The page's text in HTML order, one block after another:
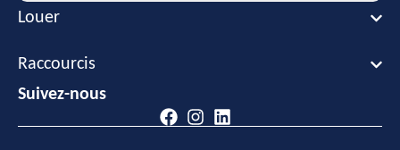
Louer
Raccourcis
Suivez-nous